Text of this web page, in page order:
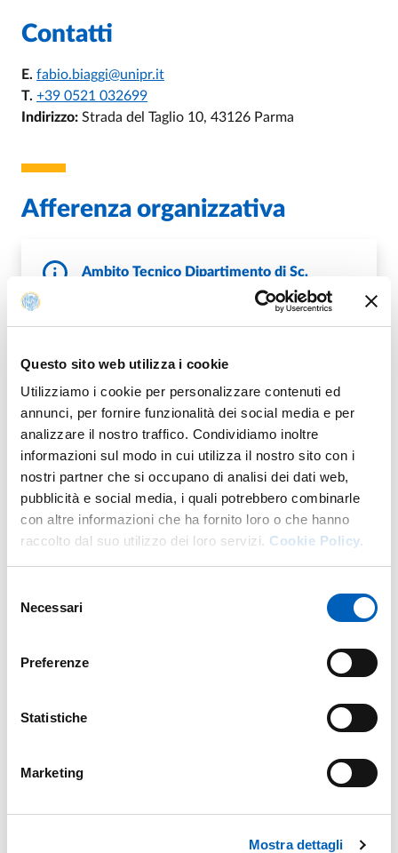
Questo sito web utilizza i cookie
Utilizziamo i cookie per personalizzare contenuti ed
annunci, per fornire funzionalità dei social media e per
analizzare il nostro traffico. Condividiamo inoltre
informazioni sul modo in cui utilizza il nostro sito con i
nostri partner che si occupano di analisi dei dati web,
pubblicità e social media, i quali potrebbero combinarle
con altre informazioni che ha fornito loro o che hanno
raccolto dal suo utilizzo dei loro servizi. Cookie Policy.
delNecessari
Preferenze
Statistiche
Marketing
Mostra dettagli
Contatti
E. fabio.biaggi@unipr.it
T. +39 0521 032699
Indirizzo: Strada del Taglio 10, 43126 Parma
Afferenza organizzativa
Ambito Tecnico Dipartimento di Sc.
VAI ALLA SCHEDA DI AMBITO TECNICO
Altro personale della struttura a questo
indirizzo
Personale tecnico amministrativo